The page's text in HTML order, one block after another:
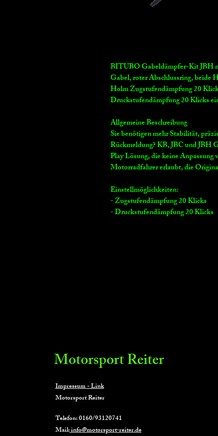
BITUBO Gabeldämpfer-Kit JBH
Gabel, roter Abschlussring, beide
Holm Zugstufendämpfung 20
Druckstufendämpfung 20 Klicks
Allgemeine Beschreibung
Sie benötigen mehr Stabilität,
Rückmeldung? KB, JBC und JBH
Play Lösung, die keine
Motorradfahrer erlaubt, die
Einstellmöglichkeiten:
- Zugstufendämpfung 20 Klicks
- Druckstufendämpfung 20 Klicks
Motorsport Reiter
Impressum - Link
Motorsport Reiter
Telefon: 0160/93120741
Mail:info@motorsport-reiter.de